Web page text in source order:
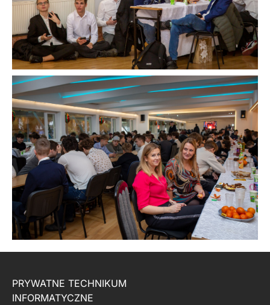
PRYWATNE TECHNIKUM
INFORMATYCZNE